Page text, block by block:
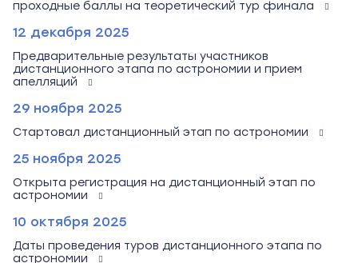
проходные баллы на теоретический тур финала
12 декабря 2025
Предварительные результаты участников
дистанционного этапа по астрономии и прием
апелляций
29 ноября 2025
Стартовал дистанционный этап по астрономии
25 ноября 2025
Открыта регистрация на дистанционный этап по
астрономии
10 октября 2025
Даты проведения туров дистанционного этапа по
астрономии